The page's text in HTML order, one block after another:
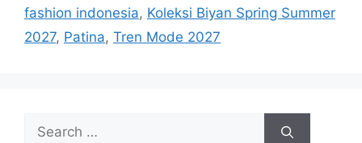
fashion indonesia, Koleksi Biyan Spring Summer
2027, Patina, Tren Mode 2027
Search